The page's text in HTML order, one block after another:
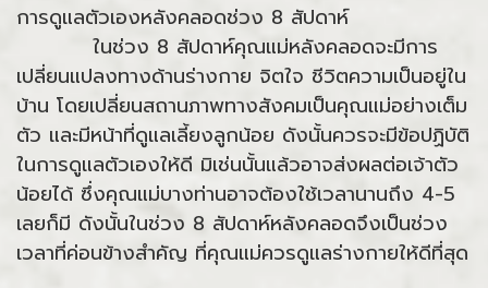
การดูแลตัวเองหลังคลอดช่วง 8 สัปดาห์
ในช่วง 8 สัปดาห์คุณแม่หลังคลอดจะมีการ
เปลี่ยนแปลงทางด้านร่างกาย จิตใจ ชีวิตความเป็นอยู่ใน
บ้าน โดยเปลี่ยนสถานภาพทางสังคมเป็นคุณแม่อย่างเต็ม
ตัว และมีหน้าที่ดูแลเลี้ยงลูกน้อย ดังนั้นควรจะมีข้อปฏิบัติ
ในการดูแลตัวเองให้ดี มิเช่นนั้นแล้วอาจส่งผลต่อเจ้าตัว
น้อยได้ ซึ่งคุณแม่บางท่านอาจต้องใช้เวลานานถึง 4-5
เลยก็มี ดังนั้นในช่วง 8 สัปดาห์หลังคลอดจึงเป็นช่วง
เวลาที่ค่อนข้างสำคัญ ที่คุณแม่ควรดูแลร่างกายให้ดีที่สุด